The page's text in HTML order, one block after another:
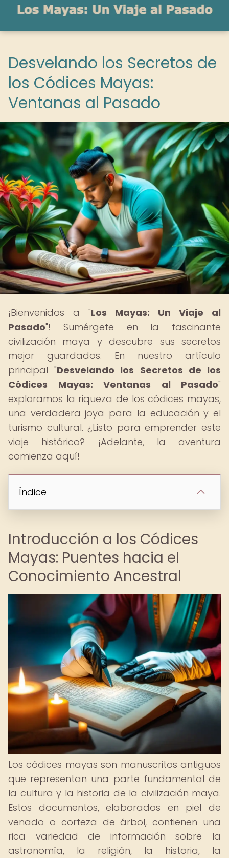
Desvelando los Secretos de
los Códices Mayas:
Ventanas al Pasado
¡Bienvenidos a "Los Mayas: Un Viaje al
Pasado"! Sumérgete en la fascinante
civilización maya y descubre sus secretos
mejor guardados. En nuestro artículo
principal "Desvelando los Secretos de los
Códices Mayas: Ventanas al Pasado"
exploramos la riqueza de los códices mayas,
una verdadera joya para la educación y el
turismo cultural. ¿Listo para emprender este
viaje histórico? ¡Adelante, la aventura
comienza aquí!
Índice
Introducción a los Códices
Mayas: Puentes hacia el
Conocimiento Ancestral
Los códices mayas son manuscritos antiguos
que representan una parte fundamental de
la cultura y la historia de la civilización maya.
Estos documentos, elaborados en piel de
venado o corteza de árbol, contienen una
rica variedad de información sobre la
astronomía, la religión, la historia, la